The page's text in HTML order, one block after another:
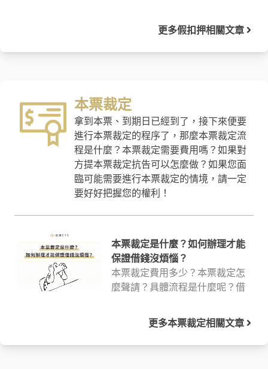
假扣押聲請條件給你聽，告訴你
假扣押擔保金要付多少、怎麼
付，接著再教你如何進行假扣押
更多假扣押相關文章
本票裁定
拿到本票、到期日已經到了，接下來便要
進行本票裁定的程序了，那麼本票裁定流
程是什麼？本票裁定需要費用嗎？如果對
方提本票裁定抗告可以怎麼做？如果您面
臨可能需要進行本票裁定的情境，請一定
要好好把握您的權利！
本票裁定是什麼？如何辦理才能
保證借錢沒煩惱？
本票裁定費用多少？本票裁定怎
麼聲請？具體流程是什麼呢？借
但又找不到得你心的精準內容？
關於本票裁定問題，律師在這篇
幫你做了詳盡整理，快來看下去
更多本票裁定相關文章